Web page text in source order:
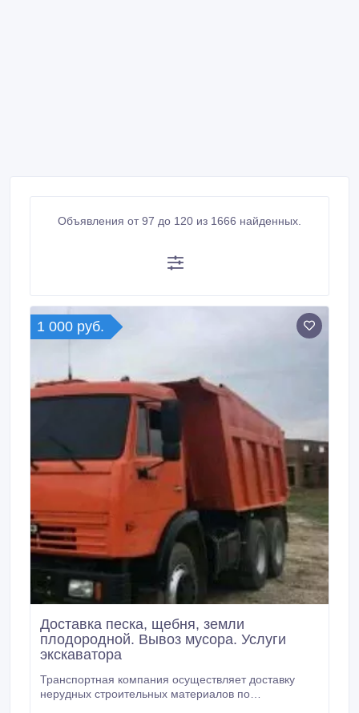
Объявления от 97 до 120 из 1666 найденных.
1 000 руб.
Доставка песка, щебня, земли
плодородной. Вывоз мусора. Услуги
экскаватора
Транспортная компания осуществляет доставку
нерудных строительных материалов по